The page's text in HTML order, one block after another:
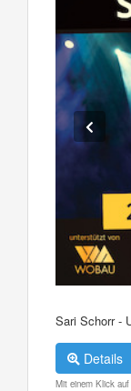
Sari Schorr -
Details
Mit einem Klick